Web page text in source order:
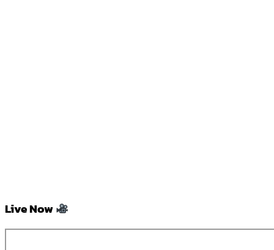
Live Now